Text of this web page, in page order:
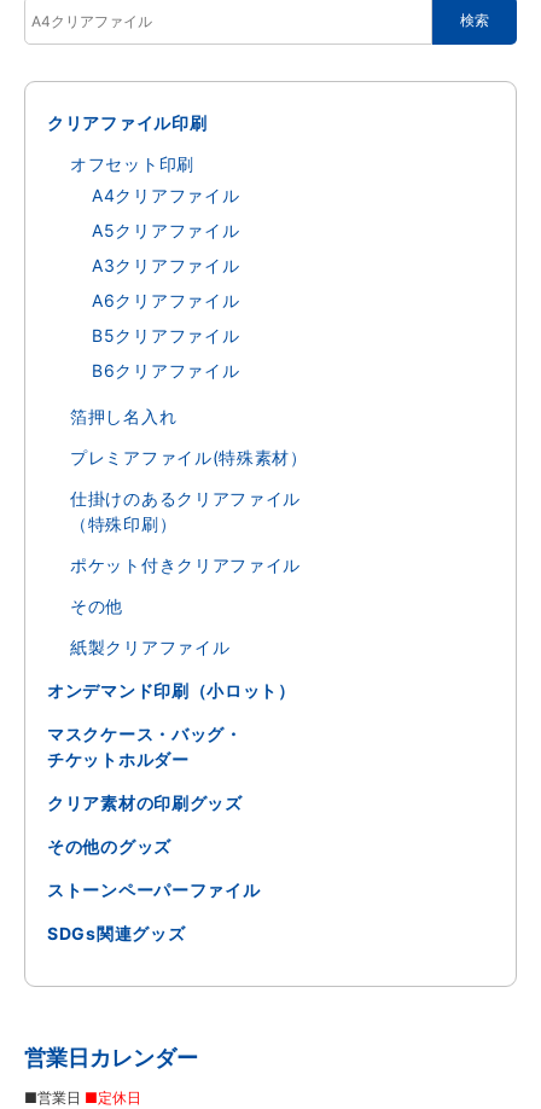
クリアファイル印刷
オフセット印刷
A4クリアファイル
A5クリアファイル
A3クリアファイル
A6クリアファイル
B5クリアファイル
B6クリアファイル
箔押し名入れ
プレミアファイル(特殊素材）
仕掛けのあるクリアファイル
（特殊印刷）
ポケット付きクリアファイル
その他
紙製クリアファイル
オンデマンド印刷（小ロット）
マスクケース・バッグ・
チケットホルダー
クリア素材の印刷グッズ
その他のグッズ
ストーンペーパーファイル
SDGs関連グッズ
営業日カレンダー
■営業日 ■定休日